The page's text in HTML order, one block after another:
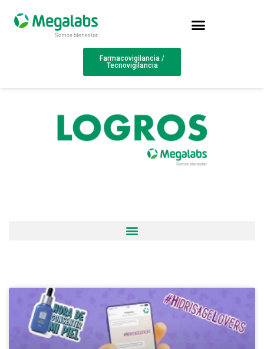
Farmacovigilancia /
Tecnovigilancia